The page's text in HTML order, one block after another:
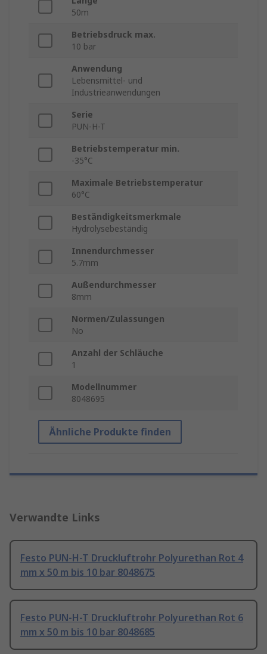
50m
Betriebsdruck max.
10 bar
Anwendung
Lebensmittel- und
Industrieanwendungen
Serie
PUN-H-T
Betriebstemperatur min.
-35°C
Maximale Betriebstemperatur
60°C
Beständigkeitsmerkmale
Hydrolysebeständig
Innendurchmesser
5.7mm
Außendurchmesser
8mm
Normen/Zulassungen
No
Anzahl der Schläuche
1
Modellnummer
8048695
Ähnliche Produkte finden
Verwandte Links
Festo PUN-H-T Druckluftrohr Polyurethan Rot 4
mm x 50 m bis 10 bar 8048675
Festo PUN-H-T Druckluftrohr Polyurethan Rot 6
mm x 50 m bis 10 bar 8048685